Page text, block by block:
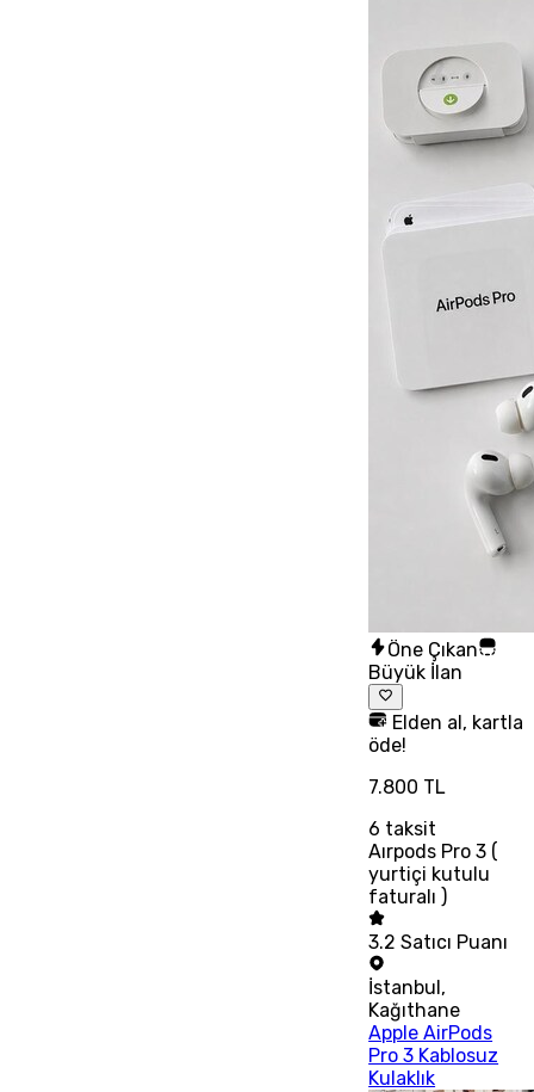
Öne Çıkan
Büyük İlan
Elden al, kartla
öde!
7.800 TL
6 taksit
Aırpods Pro 3 (
yurtiçi kutulu
faturalı )
3.2 Satıcı Puanı
İstanbul ,
Kağıthane
Apple AirPods
Pro 3 Kablosuz
Kulaklık